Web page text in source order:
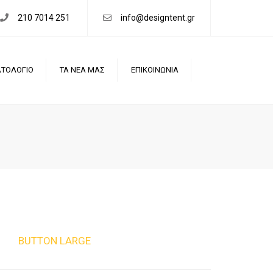
210 7014 251 info@designtent.gr
ΤΑ ΝΕΑ ΜΑΣ ΕΠΙΚΟΙΝΩΝΙΑ
BUTTON LARGE